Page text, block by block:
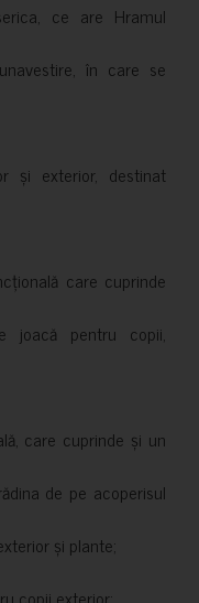
ce are Hramul
în care se
și exterior, destinat
care cuprinde
joacă pentru copii,
care cuprinde și un
de pe acoperisul
și plante;